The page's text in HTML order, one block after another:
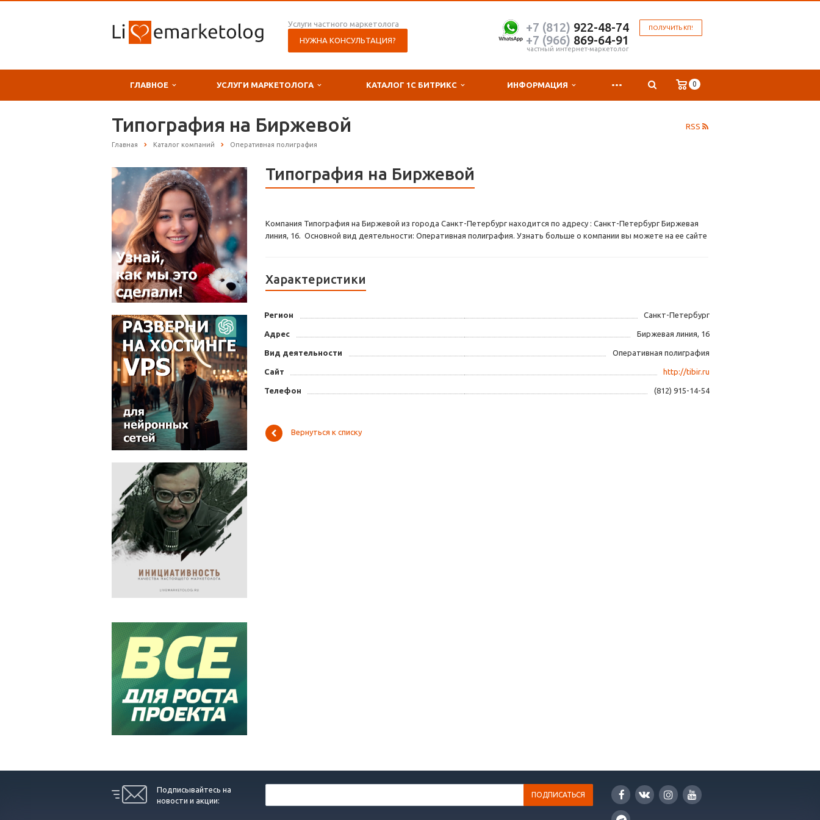
Услуги частного маркетолога
НУЖНА КОНСУЛЬТАЦИЯ?
ПОЛУЧИТЬ КП!
+7 (812) 922-48-74
+7 (966) 869-64-91
частный интернет-маркетолог
ГЛАВНОЕ УСЛУГИ МАРКЕТОЛОГА КАТАЛОГ 1С БИТРИКС ИНФОРМАЦИЯ ... 0
RSS
Типография на Биржевой
Главная Каталог компаний Оперативная полиграфия
Типография на Биржевой
Компания Типография на Биржевой из города Санкт-Петербург находится по адресу : Санкт-Петербург Биржевая
линия, 16. Основной вид деятельности: Оперативная полиграфия. Узнать больше о компании вы можете на ее сайте
Характеристики
Регион Санкт-Петербург
Адрес Биржевая линия, 16
Вид деятельности Оперативная полиграфия
Сайт http://tibir.ru
Телефон (812) 915-14-54
Вернуться к списку
Подписывайтесь на
новости и акции: